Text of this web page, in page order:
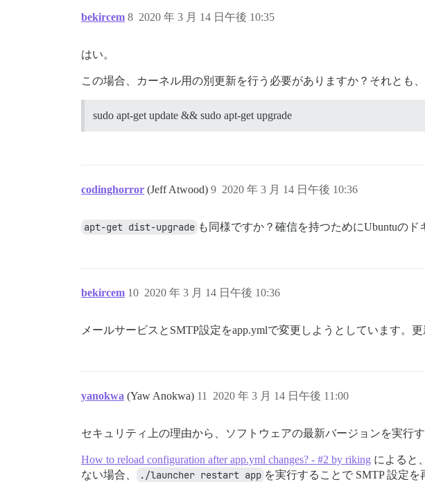
bekircem 2020 年 3 月 14 日午後 10:35
8
はい。
この場合、カーネル用の別更新を行う必要がありますか？それとも
sudo apt-get update && sudo apt-get upgrade
codinghorror (Jeff Atwood) 2020 年 3 月 14 日午後 10:36
9
apt-get dist-upgrade も同様ですか？確信を持つためにUbuntuの
bekircem 2020 年 3 月 14 日午後 10:36
10
メールサービスとSMTP設定をapp.ymlで変更しようとしています。
yanokwa (Yaw Anokwa) 2020 年 3 月 14 日午後 11:00
11
セキュリティ上の理由から、ソフトウェアの最新バージョンを実行
How to reload configuration after app.yml changes? - #2 by riking によると
ない場合、
./launcher restart app を実行することで SMTP 設定を